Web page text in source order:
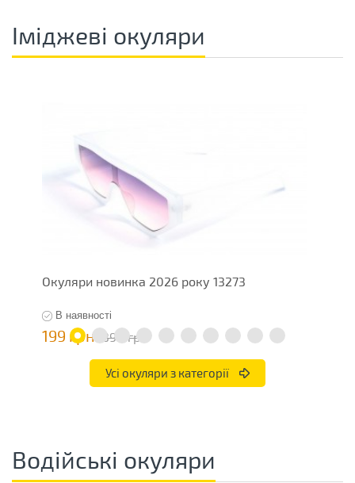
Іміджеві окуляри
Окуляри новинка 2026 року 13273
В наявності
199 грн 398 грн
Усі окуляри з категорії
Водійські окуляри